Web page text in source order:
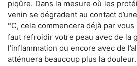
piqûre. Dans la mesure où les
venin se dégradent au contact
°C, cela commencera déjà par
faut refroidir votre peau avec de la
l’inflammation ou encore avec de
atténuera beaucoup plus la